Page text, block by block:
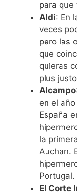
para que
Aldi: En
veces
pero las
que
quieras
plus
Alcampo
en el
España
la
Auchan.
Portugal.
El Corte